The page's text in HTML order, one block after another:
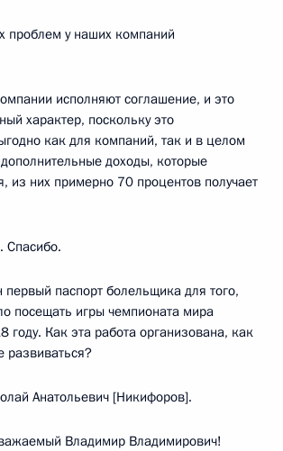
проблем у наших компаний
исполняют соглашение, и это
характер, поскольку это
как для компаний, так и в целом
доходы, которые
из них примерно 70 процентов получает
Спасибо.
паспорт болельщика для того,
посещать игры чемпионата мира
году. Как эта работа организована, как
развиваться?
Анатольевич [Никифоров].
Владимир Владимирович!